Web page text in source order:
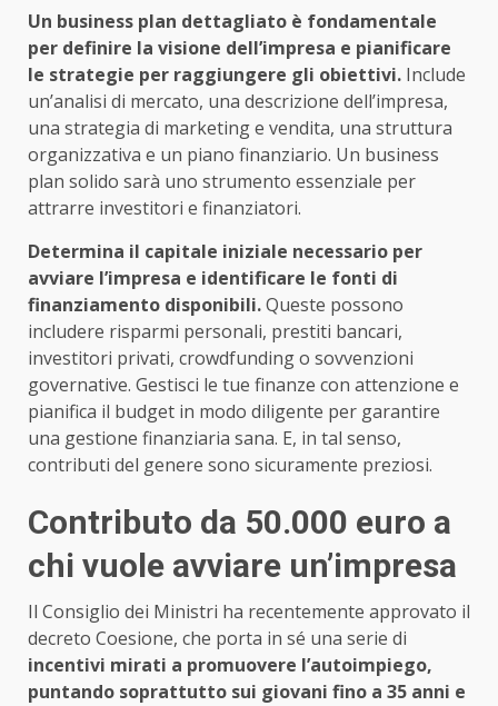
Un business plan dettagliato è fondamentale
per definire la visione dell’impresa e pianificare
le strategie per raggiungere gli obiettivi. Include
un’analisi di mercato, una descrizione dell’impresa,
una strategia di marketing e vendita, una struttura
organizzativa e un piano finanziario. Un business
plan solido sarà uno strumento essenziale per
attrarre investitori e finanziatori.
Determina il capitale iniziale necessario per
avviare l’impresa e identificare le fonti di
finanziamento disponibili.Queste possono
includere risparmi personali, prestiti bancari,
investitori privati, crowdfunding o sovvenzioni
governative. Gestisci le tue finanze con attenzione e
pianifica il budget in modo diligente per garantire
una gestione finanziaria sana. E, in tal senso,
contributi del genere sono sicuramente preziosi.
Contributo da 50.000 euro a
chi vuole avviare un’impresa
Il Consiglio dei Ministri ha recentemente approvato il
decreto Coesione, che porta in sé una serie di
incentivi mirati a promuovere l’autoimpiego,
puntando soprattutto sui giovani fino a 35 anni e